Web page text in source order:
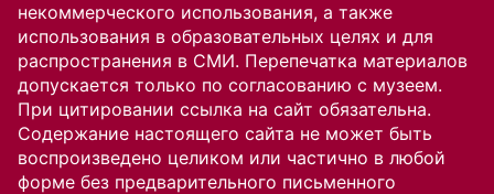
некоммерческого использования, а также
использования в образовательных целях и для
распространения в СМИ. Перепечатка материалов
допускается только по согласованию с музеем.
При цитировании ссылка на сайт обязательна.
Содержание настоящего сайта не может быть
воспроизведено целиком или частично в любой
форме без предварительного письменного